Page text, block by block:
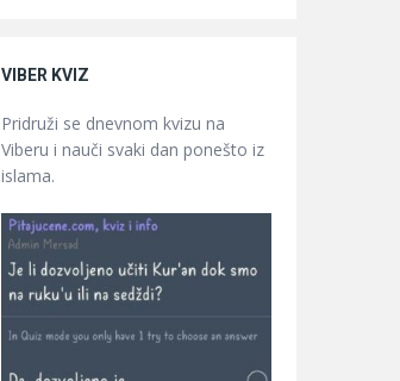
VIBER KVIZ
Pridruži se dnevnom kvizu na
Viberu i nauči svaki dan ponešto iz
islama.